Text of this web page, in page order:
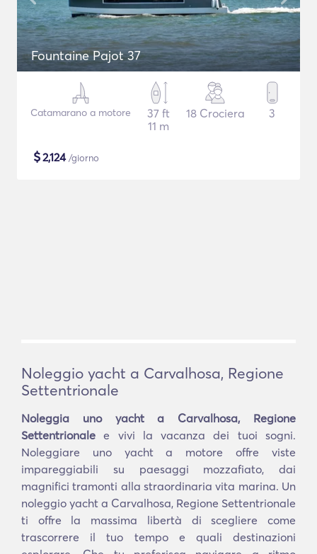
Fountaine Pajot 37
Catamarano a motore
37 ft
11 m
18 Crociera 3
$2,124/giorno
Noleggio yacht a Carvalhosa, Regione
Settentrionale
Noleggia uno yacht a Carvalhosa, Regione
Settentrionale e vivi la vacanza dei tuoi sogni.
Noleggiare uno yacht a motore offre viste
impareggiabili su paesaggi mozzafiato, dai
magnifici tramonti alla straordinaria vita marina. Un
noleggio yacht a Carvalhosa, Regione Settentrionale
ti offre la massima libertà di scegliere come
trascorrere il tuo tempo e quali destinazioni